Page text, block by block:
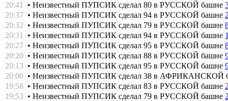
20:41
• Неизвестный ПУПСИК сделал 80 в РУССКОЙ башне
20:37 • Неизвестный ПУПСИК сделал 94 в РУССКОЙ башне
20:32 • Неизвестный ПУПСИК сделал 79 в РУССКОЙ башне
20:31
• Неизвестный ПУПСИК сделал 94 в РУССКОЙ башне
20:27 • Неизвестный ПУПСИК сделал 95 в РУССКОЙ башне
20:20 • Неизвестный ПУПСИК сделал 88 в РУССКОЙ башне
20:13 • Неизвестный ПУПСИК сделал 95 в РУССКОЙ башне
20:00 • Неизвестный ПУПСИК сделал 38 в АФРИКАНСКОЙ
19:58 • Неизвестный ПУПСИК сделал 83 в РУССКОЙ башне
19:53 • Неизвестный ПУПСИК сделал 79 в РУССКОЙ башне